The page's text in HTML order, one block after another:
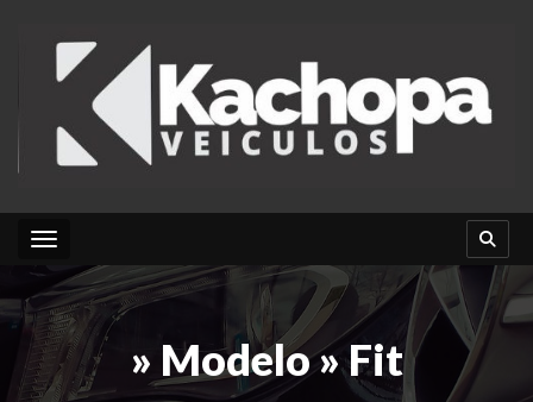
Toggle navigation
» Modelo » Fit